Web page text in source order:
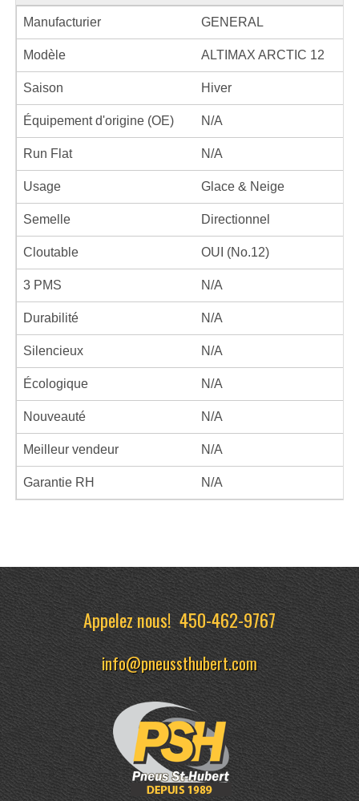
Manufacturier GENERAL
Modèle ALTIMAX ARCTIC 12
Saison Hiver
Équipement d'origine (OE) N/A
Run Flat N/A
Usage Glace & Neige
Semelle Directionnel
Cloutable OUI (No.12)
3 PMS N/A
Durabilité N/A
Silencieux N/A
Écologique N/A
Nouveauté N/A
Meilleur vendeur N/A
Garantie RH N/A
Appelez nous!450-462-9767
info@pneussthubert.com